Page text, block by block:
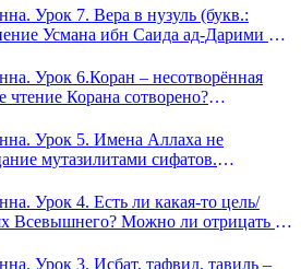
Иман – это слова, дела и
Урок 7. Вера в нузуль (букв.:
Усмана ибн Саида ад-Дарими о
Урок 6.Коран – несотворённая
Корана сотворено?
Урок 5. Имена Аллаха не
мутазилитами сифатов.
Урок 4. Есть ли какая-то цель/
Всевышнего? Можно ли отрицать в
Сунне? Концепция ибн Таймийи
Урок 3. Исбат, тафвид, тавиль –